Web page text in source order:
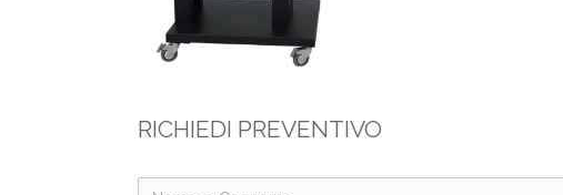
RICHIEDI PREVENTIVO